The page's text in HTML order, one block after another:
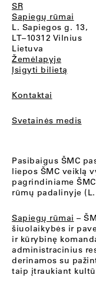
SR
Sapiegų rūmai
L. Sapiegos g. 13,
LT–10312 Vilnius
Lietuva
Žemėlapyje
Įsigyti bilietą
Kontaktai
Svetainės medis
Pasibaigus ŠMC
liepos ŠMC veiklą
pagrindiniame
rūmų padalinyje
Sapiegų rūmai –
šiuolaikybės ir
ir kūrybinę
administracinius
derinamos su
taip įtraukiant